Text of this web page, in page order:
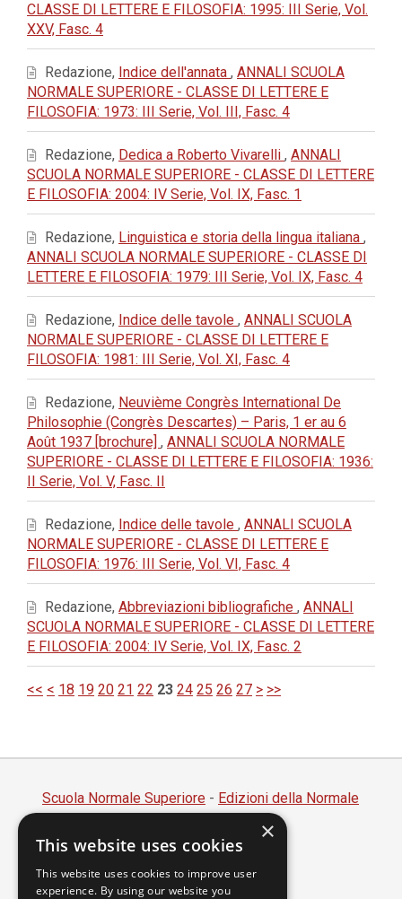
CLASSE DI LETTERE E FILOSOFIA: 1995: III Serie, Vol.
XXV, Fasc. 4
Redazione, Indice dell'annata , ANNALI SCUOLA
NORMALE SUPERIORE - CLASSE DI LETTERE E
FILOSOFIA: 1973: III Serie, Vol. III, Fasc. 4
Redazione, Dedica a Roberto Vivarelli , ANNALI
SCUOLA NORMALE SUPERIORE - CLASSE DI LETTERE
E FILOSOFIA: 2004: IV Serie, Vol. IX, Fasc. 1
Redazione, Linguistica e storia della lingua italiana ,
ANNALI SCUOLA NORMALE SUPERIORE - CLASSE DI
LETTERE E FILOSOFIA: 1979: III Serie, Vol. IX, Fasc. 4
Redazione, Indice delle tavole , ANNALI SCUOLA
NORMALE SUPERIORE - CLASSE DI LETTERE E
FILOSOFIA: 1981: III Serie, Vol. XI, Fasc. 4
Redazione, Neuvième Congrès International De
Philosophie (Congrès Descartes) – Paris, 1 er au 6
Août 1937 [brochure] , ANNALI SCUOLA NORMALE
SUPERIORE - CLASSE DI LETTERE E FILOSOFIA: 1936:
II Serie, Vol. V, Fasc. II
Redazione, Indice delle tavole , ANNALI SCUOLA
NORMALE SUPERIORE - CLASSE DI LETTERE E
FILOSOFIA: 1976: III Serie, Vol. VI, Fasc. 4
Redazione, Abbreviazioni bibliografiche , ANNALI
SCUOLA NORMALE SUPERIORE - CLASSE DI LETTERE
E FILOSOFIA: 2004: IV Serie, Vol. IX, Fasc. 2
<< < 18 19 20 21 22 23 24 25 26 27 > >>
Scuola Normale Superiore - Edizioni della Normale
Piazza dei Cavalieri, 7 - 56126 Pisa
Codice fiscale 80005050507
Partita IVA 00420000507
×
This website uses cookies
This website uses cookies to improve user
experience. By using our website you